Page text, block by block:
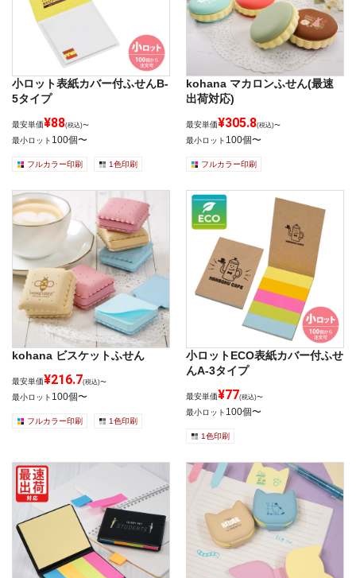
小ロット表紙カバー付ふせんB-
5タイプ
最安単価¥88(税込)〜
最小ロット 100個〜
フルカラー印刷 1色印刷
kohana マカロンふせん(最速
出荷対応)
最安単価¥305.8(税込)〜
最小ロット 100個〜
フルカラー印刷
kohana ビスケットふせん
最安単価¥216.7(税込)〜
最小ロット 100個〜
フルカラー印刷 1色印刷
小ロットECO表紙カバー付ふせ
んA-3タイプ
最安単価¥77(税込)〜
最小ロット 100個〜
1色印刷